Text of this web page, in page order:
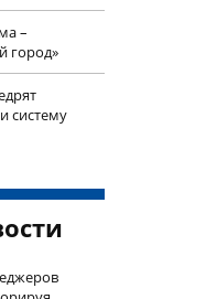
–
город»
систему